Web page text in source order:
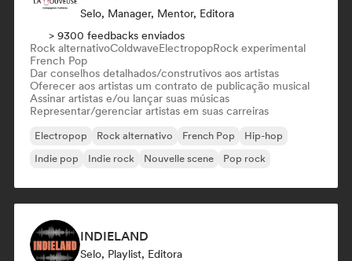
Selo, Manager, Mentor, Editora
> 9300 feedbacks enviados
Rock alternativoColdwaveElectropopRock experimental
French Pop
Dar conselhos detalhados/construtivos aos artistas
Oferecer aos artistas um contrato de publicação musical
Assinar artistas e/ou lançar suas músicas
Representar/gerenciar artistas em suas carreiras
Electropop Rock alternativo French Pop
Hip-hop
Indie pop
Indie rock Nouvelle scene Pop rock
INDIELAND
Selo, Playlist, Editora